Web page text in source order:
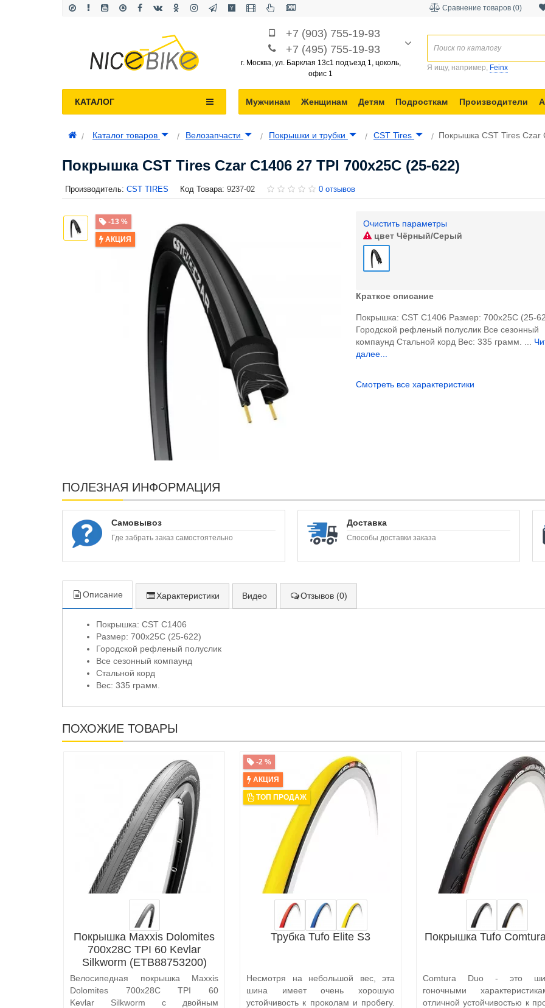
Сравнение товаров (0)
+7 (903) 755-19-93
+7 (495) 755-19-93
г. Москва, ул. Барклая 13с1 подъезд 1, цоколь,
офис 1
Я ищу, например, Feinx
Мужчинам Женщинам Детям Подросткам Производители
КАТАЛОГ
Каталог товаров Велозапчасти Покрышки и трубки CST Tires Покрышка CST Tires Czar
Покрышка CST Tires Czar C1406 27 TPI 700x25C (25-622)
Производитель: CST TIRES Код Товара: 9237-02 0 отзывов
-13 %
АКЦИЯ
Очистить параметры
цветЧёрный/Серый
Краткое описание
Покрышка: CST C1406 Размер: 700x25C (25-
Городской рефленый полуслик Все сезонный
компаунд Стальной корд Вес: 335 грамм. ...
далее...
Смотреть все характеристики
ПОЛЕЗНАЯ ИНФОРМАЦИЯ
Самовывоз
Где забрать заказ самостоятельно
Доставка
Способы доставки заказа
Описание Характеристики Видео Отзывов (0)
Покрышка: CST C1406
Размер: 700x25C (25-622)
Городской рефленый полуслик
Все сезонный компаунд
Стальной корд
Вес: 335 грамм.
ПОХОЖИЕ ТОВАРЫ
Покрышка Maxxis Dolomites
700x28C TPI 60 Kevlar
Silkworm (ETB88753200)
Велосипедная покрышка Maxxis
Dolomites 700x28C TPI 60
Kevlar Silkworm с двойным
-2 %
АКЦИЯ
ТОП ПРОДАЖ
Трубка Tufo Elite S3
Несмотря на небольшой вес, эта
шина имеет очень хорошую
устойчивость к проколам и пробегу.
Покрышка Tufo
Comtura Duo - это
гоночными
отличной устойчивостью к